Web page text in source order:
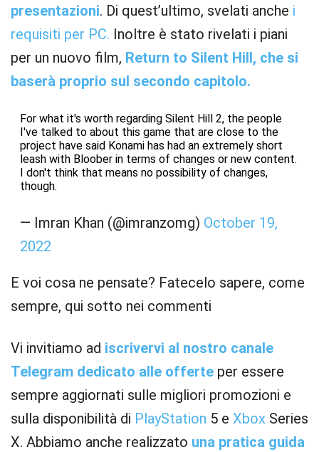
presentazioni. Di quest’ultimo, svelati anche i
requisiti per PC. Inoltre è stato rivelati i piani
per un nuovo film, Return to Silent Hill, che si
baserà proprio sul secondo capitolo.
For what it's worth regarding Silent Hill 2, the people
I've talked to about this game that are close to the
project have said Konami has had an extremely short
leash with Bloober in terms of changes or new content.
I don't think that means no possibility of changes,
though.
— Imran Khan (@imranzomg) October 19,
2022
E voi cosa ne pensate? Fatecelo sapere, come
sempre, qui sotto nei commenti
Vi invitiamo ad iscrivervi al nostro canale
Telegram dedicato alle offerte per essere
sempre aggiornati sulle migliori promozioni e
sulla disponibilità di PlayStation 5 e Xbox Series
X. Abbiamo anche realizzato una pratica guida